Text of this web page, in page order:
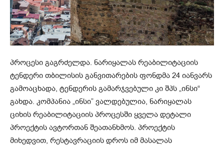
პროცესი გაგრძელდა. ნარიყალას რეაბილიტაციის
ტენდერი თბილისის განვითარების ფონდმა 24 იანვარს
გამოაცხადა, ტენდერის გამარჯვებული კი შპს „ინსი“
გახდა. კომპანია „ინსი” ვალდებულია, ნარიყალას
ციხის რეაბილიტაციის პროცესში ყველა დეტალი
პროექტის ავტორთან შეათანხმოს. პროექტის
მიხედვით, რესტავრაციის დროს იმ მასალას